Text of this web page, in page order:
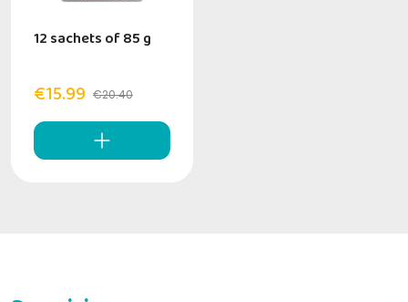
12 sachets of 85 g
€15.99 €20.40